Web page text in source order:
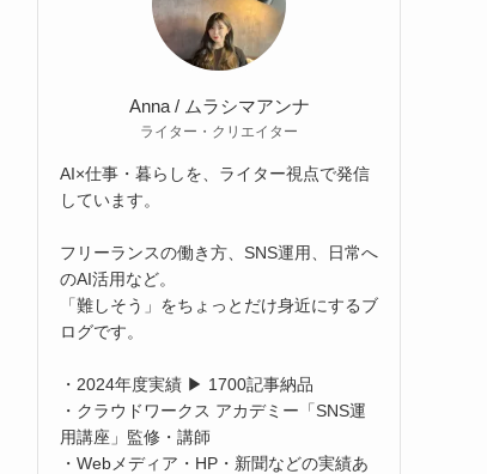
Anna / ムラシマアンナ
ライター・クリエイター
AI×仕事・暮らしを、ライター視点で発信
しています。
フリーランスの働き方、SNS運用、日常へ
のAI活用など。
「難しそう」をちょっとだけ身近にするブ
ログです。
・2024年度実績 ▶ 1700記事納品
・クラウドワークス アカデミー「SNS運
用講座」監修・講師
・Webメディア・HP・新聞などの実績あ